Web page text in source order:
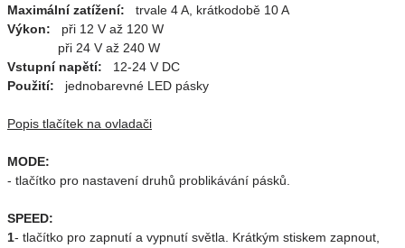
Maximální zatížení: trvale 4 A, krátkodobě 10 A
Výkon: při 12 V až 120 W
při 24 V až 240 W
Vstupní napětí: 12-24 V DC
Použití: jednobarevné LED pásky
Popis tlačítek na ovladači
MODE:
- tlačítko pro nastavení druhů problikávání pásků.
SPEED:
1- tlačítko pro zapnutí a vypnutí světla. Krátkým stiskem zapnout,